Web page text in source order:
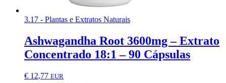
3.17 - Plantas e Extratos Naturais
Ashwagandha Root 3600mg – Extrato
Concentrado 18:1 – 90 Cápsulas
€ 12,77 EUR